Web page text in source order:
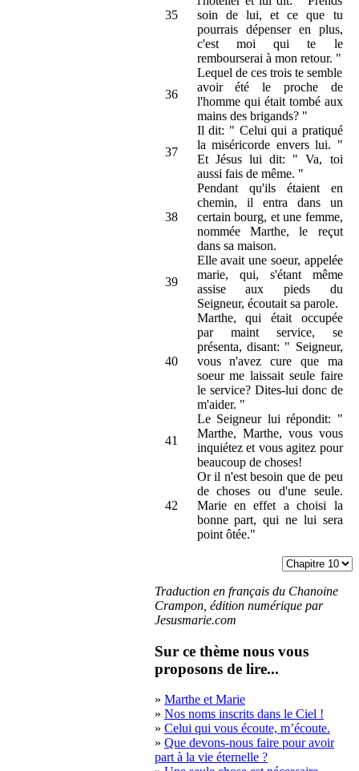
35
soin de lui, et ce que tu
pourrais dépenser en plus,
c'est moi qui te le
rembourserai à mon retour. "
36
Lequel de ces trois te semble
avoir été le proche de
l'homme qui était tombé aux
mains des brigands? "
37
Il dit: " Celui qui a pratiqué
la miséricorde envers lui. "
Et Jésus lui dit: " Va, toi
aussi fais de même. "
38
Pendant qu'ils étaient en
chemin, il entra dans un
certain bourg, et une femme,
nommée Marthe, le reçut
dans sa maison.
39
Elle avait une soeur, appelée
marie, qui, s'étant même
assise aux pieds du
Seigneur, écoutait sa parole.
40
Marthe, qui était occupée
par maint service, se
présenta, disant: " Seigneur,
vous n'avez cure que ma
soeur me laissait seule faire
le service? Dites-lui donc de
m'aider. "
41
Le Seigneur lui répondit: "
Marthe, Marthe, vous vous
inquiétez et vous agitez pour
beaucoup de choses!
42
Or il n'est besoin que de peu
de choses ou d'une seule.
Marie en effet a choisi la
bonne part, qui ne lui sera
point ôtée."
Traduction en français du Chanoine
Crampon, édition numérique par
Jesusmarie.com
Sur ce thème nous vous
proposons de lire...
» Marthe et Marie
» Nos noms inscrits dans le Ciel !
» Celui qui vous écoute, m’écoute.
» Que devons-nous faire pour avoir
part à la vie éternelle ?